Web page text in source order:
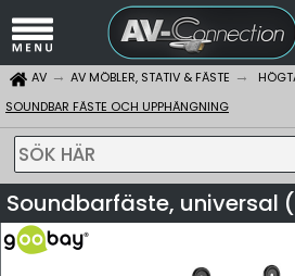
AV AV MÖBLER, STATIV & FÄSTE
SOUNDBAR FÄSTE OCH UPPHÄNGNING
SÖK HÄR
Soundbarfäste, universal